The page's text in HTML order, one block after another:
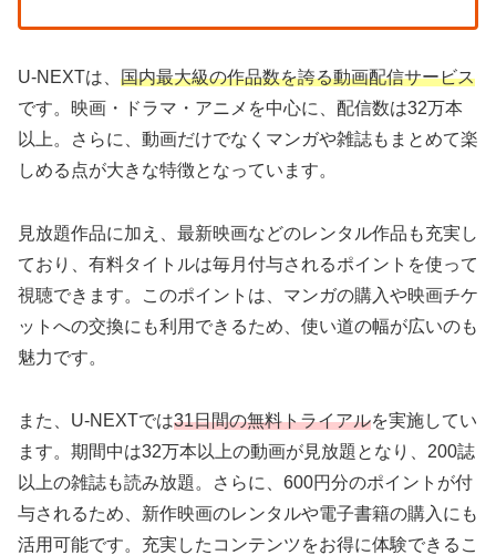
U-NEXTは、 国内最大級の作品数を誇る動画配信サービス
です。映画・ドラマ・アニメを中心に、配信数は32万本
以上。さらに、動画だけでなくマンガや雑誌もまとめて楽
しめる点が大きな特徴となっています。
見放題作品に加え、最新映画などのレンタル作品も充実し
ており、有料タイトルは毎月付与されるポイントを使って
視聴できます。このポイントは、マンガの購入や映画チケ
ットへの交換にも利用できるため、使い道の幅が広いのも
魅力です。
また、U-NEXTでは31日間の無料トライアルを実施してい
ます。期間中は32万本以上の動画が見放題となり、200誌
以上の雑誌も読み放題。さらに、600円分のポイントが付
与されるため、新作映画のレンタルや電子書籍の購入にも
活用可能です。充実したコンテンツをお得に体験できるこ